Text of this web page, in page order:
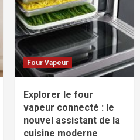
Four Vapeur
Explorer le four
vapeur connecté : le
nouvel assistant de la
cuisine moderne